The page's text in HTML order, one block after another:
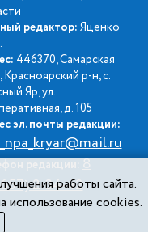
редактор: Яценко
446370, Самарская
Красноярский р-н, с.
Яр, ул.
д. 105
эл. почты редакции:
редакции: 8
2-34-42
работы сайта.
использование cookies.